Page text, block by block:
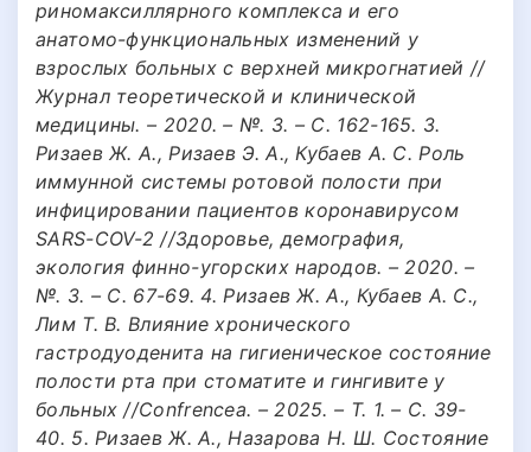
риномаксиллярного комплекса и его
анатомо-функциональных изменений у
взрослых больных с верхней микрогнатией //
Журнал теоретической и клинической
медицины. – 2020. – №. 3. – С. 162-165. 3.
Ризаев Ж. А., Ризаев Э. А., Кубаев А. С. Роль
иммунной системы ротовой полости при
инфицировании пациентов коронавирусом
SARS-COV-2 //Здоровье, демография,
экология финно-угорских народов. – 2020. –
№. 3. – С. 67-69. 4. Ризаев Ж. А., Кубаев А. С.,
Лим Т. В. Влияние хронического
гастродуоденита на гигиеническое состояние
полости рта при стоматите и гингивите у
больных //Confrencea. – 2025. – Т. 1. – С. 39-
40. 5. Ризаев Ж. А., Назарова Н. Ш. Состояние